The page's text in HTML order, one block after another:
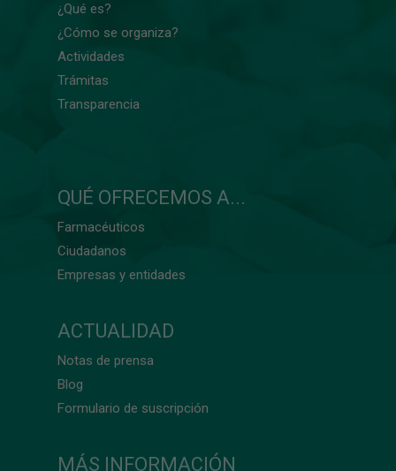
¿Qué es?
¿Cómo se organiza?
Actividades
Trámitas
Transparencia
QUÉ OFRECEMOS A...
Farmacéuticos
Ciudadanos
Empresas y entidades
ACTUALIDAD
Notas de prensa
Blog
Formulario de suscripción
MÁS INFORMACIÓN